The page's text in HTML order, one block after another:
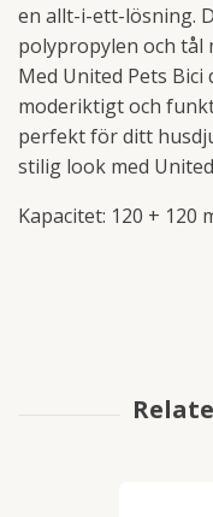
en allt-i-ett-lösning.
polypropylen och tål
Med United Pets
moderiktigt och
perfekt för ditt
stilig look med
Kapacitet: 120 + 120